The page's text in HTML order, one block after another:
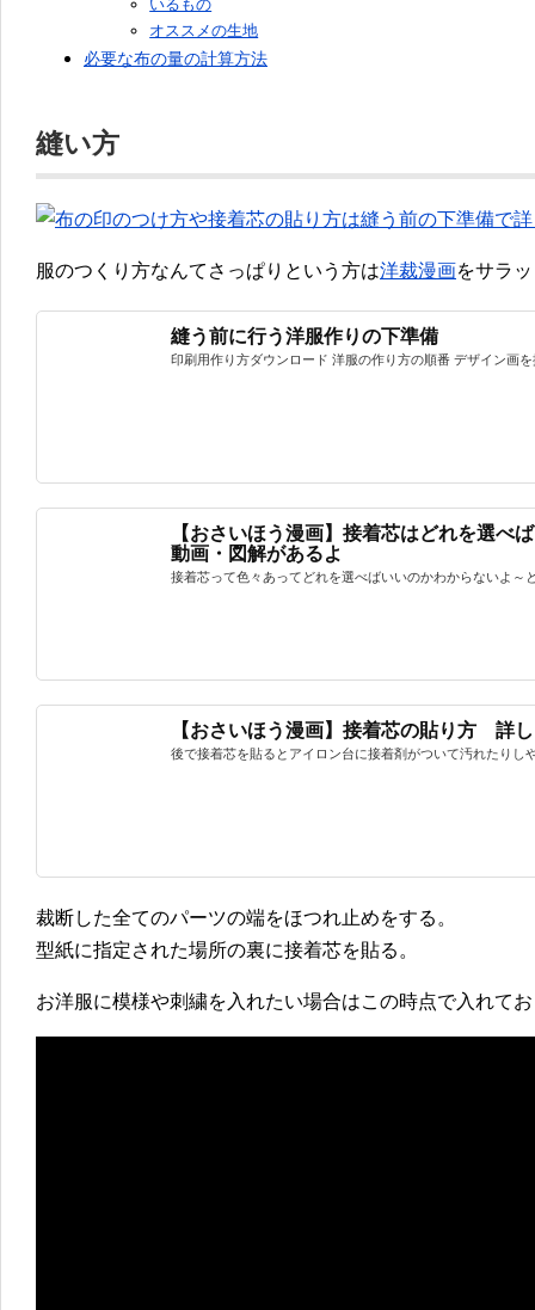
いるもの
オススメの生地
必要な布の量の計算方法
縫い方
服のつくり方なんてさっぱりという方は洋裁漫画をサラ
縫う前に行う洋服作りの下準備
印刷用作り方ダウンロード 洋服の作り方の順番 デザイン画
【おさいほう漫画】接着芯はどれを選
動画・図解があるよ
接着芯って色々あってどれを選べばいいのかわからないよ～
【おさいほう漫画】接着芯の貼り方 詳
後で接着芯を貼るとアイロン台に接着剤がついて汚れたりし
裁断した全てのパーツの端をほつれ止めをする。
型紙に指定された場所の裏に接着芯を貼る。
お洋服に模様や刺繍を入れたい場合はこの時点で入れて